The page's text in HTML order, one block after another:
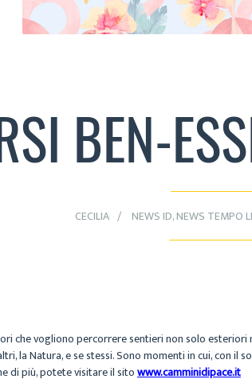
BEN-
CECILIA NEWS ID,NEWS TEMPO
che vogliono percorrere sentieri non solo
la Natura, e se stessi. Sono momenti in cui, con
di più, potete visitare il sitowww.camminidipace.it